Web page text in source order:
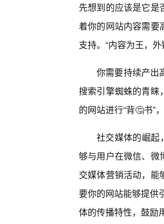
先想到的应该是它是
着你的网站内容需要
支持。“内容为王，
你需要持续产出
搜索引擎蜘蛛的青睐
的网站进行“背🤔书”
社交媒体的崛起
够与用户在微信、微
交媒体营销活动，能
要你的网站能够提供
体的传播特性，鼓励